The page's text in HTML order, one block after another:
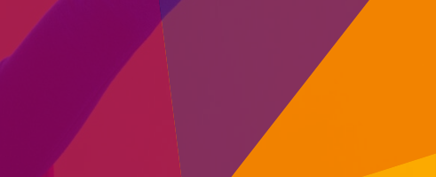
JAARVERSLAGEN